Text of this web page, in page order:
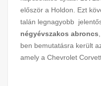
először a Holdon. Ezt
talán legnagyobb
négyévszakos abroncs
ben bemutatásra került
amely a Chevrolet